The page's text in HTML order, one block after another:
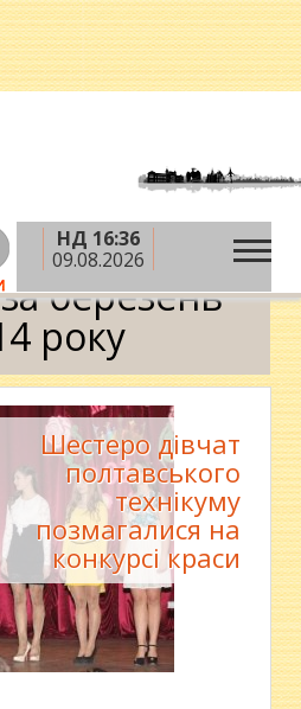
НД 16:36
09.08.2026
» березень
березень
року
Шестеро дівчат
полтавського
технікуму
позмагалися на
конкурсі краси